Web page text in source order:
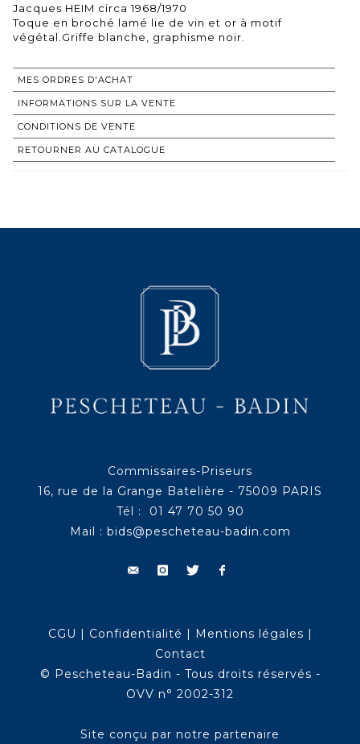
Jacques HEIM circa 1968/1970
Toque en broché lamé lie de vin et or à motif
végétal.Griffe blanche, graphisme noir.
MES ORDRES D'ACHAT
INFORMATIONS SUR LA VENTE
CONDITIONS DE VENTE
RETOURNER AU CATALOGUE
Commissaires-Priseurs
16, rue de la Grange Batelière - 75009 PARIS
Tél : 01 47 70 50 90
Mail : bids@pescheteau-badin.com
CGU | Confidentialité | Mentions légales |
Contact
© Pescheteau-Badin - Tous droits réservés -
OVV n° 2002-312
Site conçu par notre partenaire